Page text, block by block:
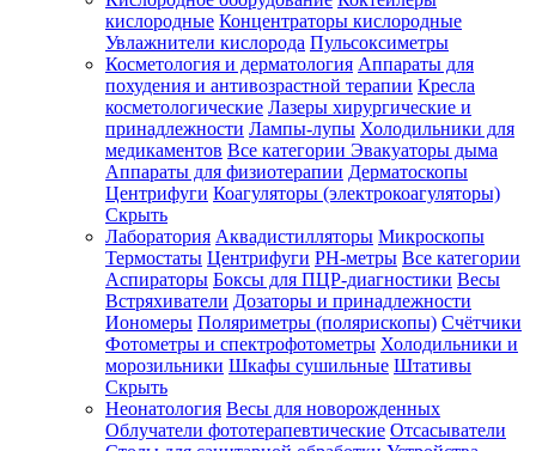
Зарегистрироваться
Зачем
регистрироваться?
Все
покупки
одном
месте
Личный
менеджер
Отслеживание
статуса
заказа
кислородные Концентраторы кислородные
Увлажнители кислорода Пульсоксиметры
Косметология и дерматология Аппараты для
похудения и антивозрастной терапии Кресла
косметологические Лазеры хирургические и
принадлежности Лампы-лупы Холодильники для
медикаментов Все категории Эвакуаторы дыма
Аппараты для физиотерапии Дерматоскопы
Центрифуги Коагуляторы (электрокоагуляторы)
Скрыть
Лаборатория Аквадистилляторы Микроскопы
Термостаты Центрифуги PH-метры Все категории
Аспираторы Боксы для ПЦР-диагностики Весы
Встряхиватели Дозаторы и принадлежности
Иономеры Поляриметры (полярископы) Счётчики
Фотометры и спектрофотометры Холодильники и
морозильники Шкафы сушильные Штативы
Скрыть
Неонатология Весы для новорожденных
Облучатели фототерапевтические Отсасыватели